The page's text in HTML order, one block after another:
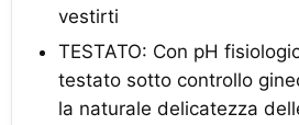
vestirti
TESTATO: Con pH
testato sotto controllo
la naturale delicatezza